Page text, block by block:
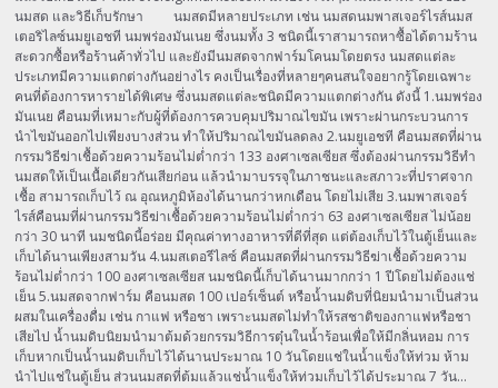
นมสด และวิธีเก็บรักษา นมสดมีหลายประเภท เช่น นมสดนมพาสเจอร์ไรส์นมส
เตอริไลซ์นมยูเอชที นมพร่องมันเนย ซึ่งนมทั้ง 3 ชนิดนี้เราสามารถหาซื้อได้ตามร้าน
สะดวกซื้อหรือร้านค้าทั่วไป และยังมีนมสดจากฟาร์มโคนมโดยตรง นมสดแต่ละ
ประเภทมีความแตกต่างกันอย่างไร คงเป็นเรื่องที่หลายๆคนสนใจอยากรู้โดยเฉพาะ
คนที่ต้องการหารายได้พิเศษ ซึ่งนมสดแต่ละชนิดมีความแตกต่างกัน ดังนี้ 1.นมพร่อง
มันเนย คือนมที่เหมาะกับผู้ที่ต้องการควบคุมปริมาณไขมัน เพราะผ่านกระบวนการ
นำไขมันออกไปเพียงบางส่วน ทำให้ปริมาณไขมันลดลง 2.นมยูเอชที คือนมสดที่ผ่าน
กรรมวิธีฆ่าเชื้อด้วยความร้อนไม่ต่ำกว่า 133 องศาเซลเซียส ซึ่งต้องผ่านกรรมวิธีทำ
นมสดให้เป็นเนื้อเดียวกันเสียก่อน แล้วนำมาบรรจุในภาชนะและสภาวะที่ปราศจาก
เชื้อ สามารถเก็บไว้ ณ อุณหภูมิห้องได้นานกว่าหกเดือน โดยไม่เสีย 3.นมพาสเจอร์
ไรส์คือนมที่ผ่านกรรมวิธีฆ่าเชื้อด้วยความร้อนไม่ต่ำกว่า 63 องศาเซลเซียส ไม่น้อย
กว่า 30 นาที นมชนิดนี้อร่อย มีคุณค่าทางอาหารที่ดีที่สุด แต่ต้องเก็บไว้ในตู้เย็นและ
เก็บได้นานเพียงสามวัน 4.นมสเตอรีไลซ์ คือนมสดที่ผ่านกรรมวิธีฆ่าเชื้อด้วยความ
ร้อนไม่ต่ำกว่า 100 องศาเซลเซียส นมชนิดนี้เก็บได้นานมากกว่า 1 ปีโดยไม่ต้องแช่
เย็น 5.นมสดจากฟาร์ม คือนมสด 100 เปอร์เซ็นต์ หรือน้ำนมดิบที่นิยมนำมาเป็นส่วน
ผสมในเครื่องดื่ม เช่น กาแฟ หรือชา เพราะนมสดไม่ทำให้รสชาติของกาแฟหรือชา
เสียไป น้ำนมดิบนิยมนำมาต้มด้วยกรรมวิธีการตุ๋นในน้ำร้อนเพื่อให้มีกลิ่นหอม การ
เก็บหากเป็นน้ำนมดิบเก็บไว้ได้นานประมาณ 10 วันโดยแช่ในน้ำแข็งให้ท่วม ห้าม
นำไปแช่ในตู้เย็น ส่วนนมสดที่ต้มแล้วแช่น้ำแข็งให้ท่วมเก็บไว้ได้ประมาณ 7 วัน…